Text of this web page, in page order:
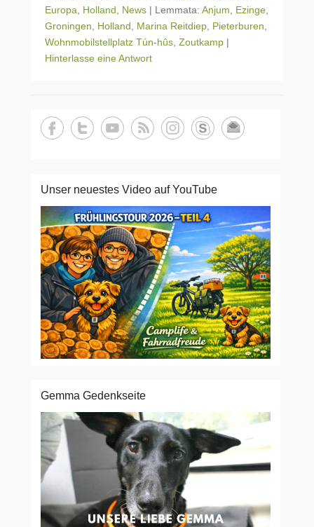
Europa
Holland News | Lemmata: Anjum Ezinge
Groningen
Holland Marina Reitdiep Pieterburen
Wohnmobilstellplatz Tún-hûs Zoutkamp |
Hinterlasse eine Antwort
Unser neuestes Video auf YouTube
Gemma Gedenkseite